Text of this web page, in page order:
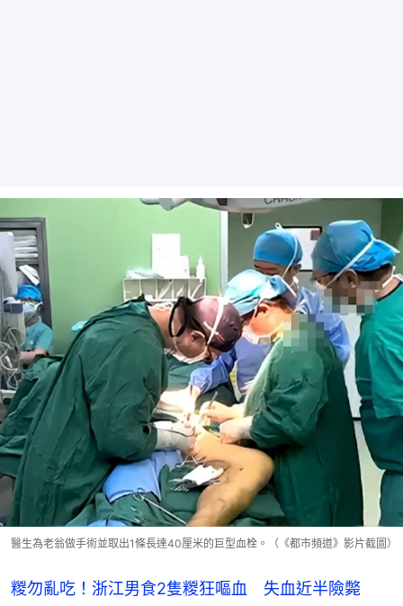
醫生為老翁做手術並取出1條長達40厘米的巨型血栓。（《都市頻道》影片截圖）
糉勿亂吃！浙江男食2隻糉狂嘔血 失血近半險斃